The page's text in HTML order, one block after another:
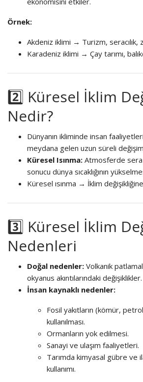
Örnek:
Akdeniz iklimi → Turizm, seracılık,
Karadeniz iklimi → Çay tarımı,
2️⃣ Küresel İklim
Nedir?
Dünyanın ikliminde insan
meydana gelen uzun süreli
Küresel Isınma: Atmosferde sera
sonucu dünya sıcaklığının
Küresel ısınma → İklim
3️⃣ Küresel İklim
Nedenleri
Doğal nedenler: Volkanik
okyanus akıntılarındaki değişiklikler.
İnsan kaynaklı nedenler:
Fosil yakıtların (kömür,
kullanılması.
Ormanların yok edilmesi.
Sanayi ve ulaşım faaliyetleri.
Tarımda kimyasal gübre ve
kullanımı.